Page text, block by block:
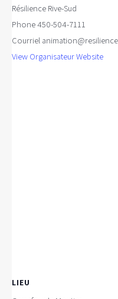
Résilience Rive-Sud
Phone450-504-7111
Courriel
View Organisateur Website
LIEU